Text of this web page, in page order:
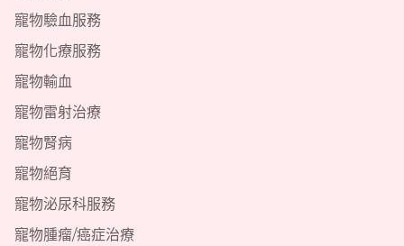
寵物驗血服務
寵物化療服務
寵物輸血
寵物雷射治療
寵物腎病
寵物絕育
寵物泌尿科服務
寵物腫瘤/癌症治療